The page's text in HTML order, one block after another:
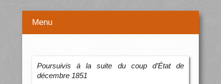
Menu
Poursuivis à la suite du coup d’État de
décembre 1851